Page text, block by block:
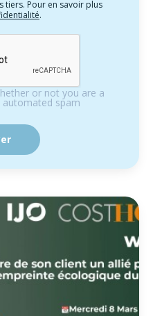
tiers. Pour en savoir plus
.
or not you are a
spam